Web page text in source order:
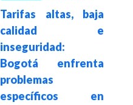
Tarifas altas, baja
calidad e
inseguridad:
Bogotá enfrenta
problemas
específicos en